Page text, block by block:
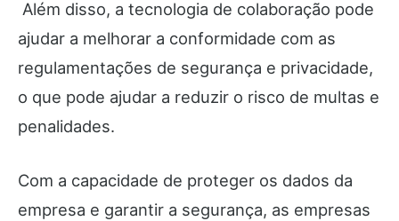
Além disso, a tecnologia de colaboração pode
ajudar a melhorar a conformidade com as
regulamentações de segurança e privacidade,
o que pode ajudar a reduzir o risco de multas e
penalidades.
Com a capacidade de proteger os dados da
empresa e garantir a segurança, as empresas